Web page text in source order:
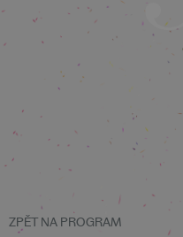
ZPĚT NA PROGRAM